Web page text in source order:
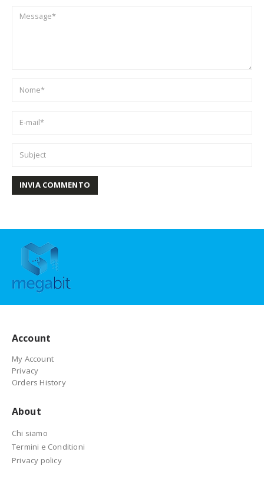
Account
My Account
Privacy
Orders History
About
Chi siamo
Termini e Conditioni
Privacy policy